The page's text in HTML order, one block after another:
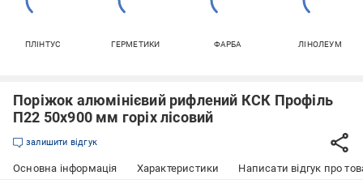
ПЛІНТУС ГЕРМЕТИКИ ФАРБА ЛІНОЛЕУМ
Поріжок алюмінієвий рифлений КСК Профіль
П22 50х900 мм горіх лісовий
залишити відгук
Основна інформація Характеристики Написати відгук про